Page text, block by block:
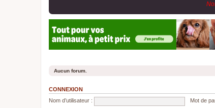
Aucun forum.
CONNEXION
Nom d’utilisateur :
Mot de